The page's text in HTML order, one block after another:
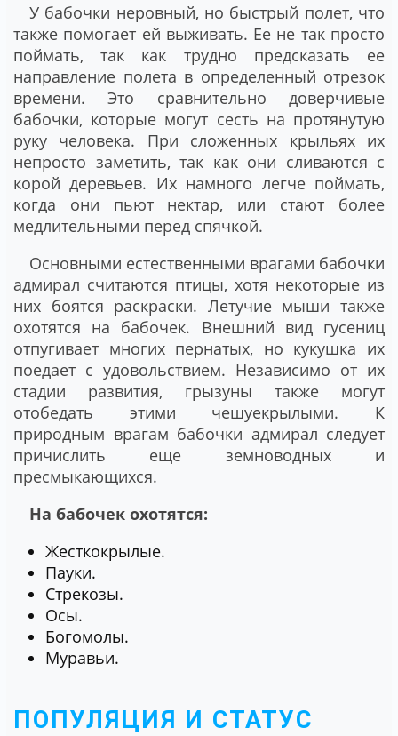
У бабочки неровный, но быстрый полет, что
также помогает ей выживать. Ее не так просто
поймать, так как трудно предсказать ее
направление полета в определенный отрезок
времени. Это сравнительно доверчивые
бабочки, которые могут сесть на протянутую
руку человека. При сложенных крыльях их
непросто заметить, так как они сливаются с
корой деревьев. Их намного легче поймать,
когда они пьют нектар, или стают более
медлительными перед спячкой.
Основными естественными врагами бабочки
адмирал считаются птицы, хотя некоторые из
них боятся раскраски. Летучие мыши также
охотятся на бабочек. Внешний вид гусениц
отпугивает многих пернатых, но кукушка их
поедает с удовольствием. Независимо от их
стадии развития, грызуны также могут
отобедать этими чешуекрылыми. К
природным врагам бабочки адмирал следует
причислить еще земноводных и
пресмыкающихся.
На бабочек охотятся:
Жесткокрылые.
Пауки.
Стрекозы.
Осы.
Богомолы.
Муравьи.
ПОПУЛЯЦИЯ И СТАТУС